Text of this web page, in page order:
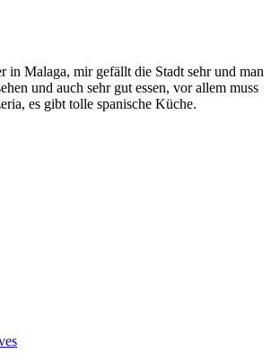
in Malaga, mir gefällt die Stadt sehr und man
und auch sehr gut essen, vor allem muss
es gibt tolle spanische Küche.